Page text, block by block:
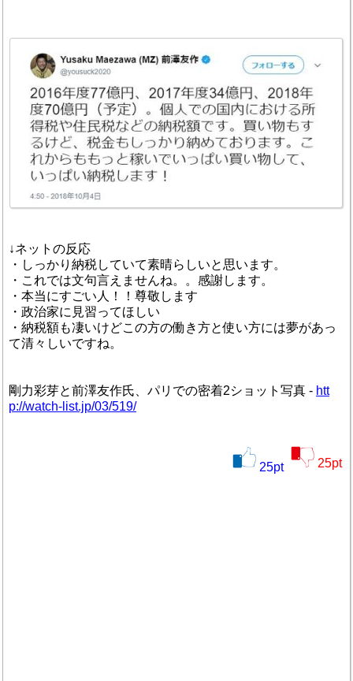
↓ネットの反応
・しっかり納税していて素晴らしいと思います。
・これでは文句言えませんね。。感謝します。
・本当にすごい人！！尊敬します
・政治家に見習ってほしい
・納税額も凄いけどこの方の働き方と使い方には夢があっ
て清々しいですね。
剛力彩芽と前澤友作氏、パリでの密着2ショット写真 - htt
p://watch-list.jp/03/519/
25pt 25pt